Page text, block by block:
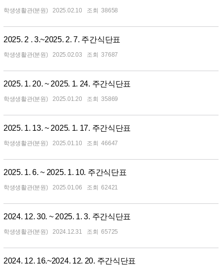
학생생활관(분원) 2025.02.10 38658
2025. 2 . 3.~2025. 2. 7. 주간식단표
학생생활관(분원) 2025.02.03 37687
2025. 1. 20. ~ 2025. 1. 24. 주간식단표
학생생활관(분원) 2025.01.20 35869
2025. 1. 13. ~ 2025. 1. 17. 주간식단표
학생생활관(분원) 2025.01.10 46647
2025. 1. 6. ~ 2025. 1. 10. 주간식단표
학생생활관(분원) 2025.01.06 62421
2024. 12. 30. ~ 2025. 1. 3. 주간식단표
학생생활관(분원) 2024.12.31 65725
2024. 12. 16.~2024. 12. 20. 주간식단표